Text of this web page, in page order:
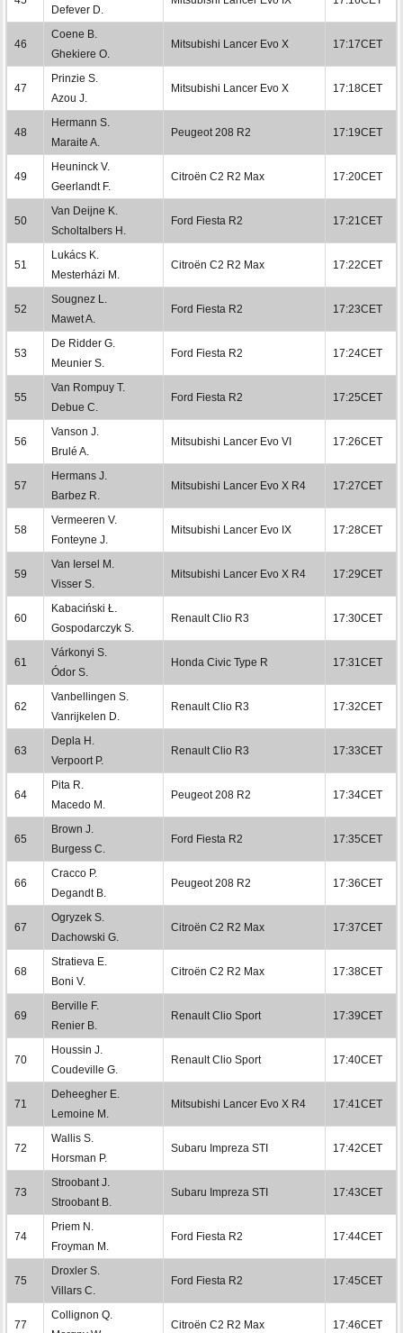
Defever D.
46
Coene B.
Ghekiere O.
Mitsubishi Lancer Evo X 17:17CET
47
Prinzie S.
Azou J.
Mitsubishi Lancer Evo X 17:18CET
48
Hermann S.
Maraite A.
Peugeot 208 R2 17:19CET
49
Heuninck V.
Geerlandt F.
Citroën C2 R2 Max 17:20CET
50
Van Deijne K.
Scholtalbers H.
Ford Fiesta R2 17:21CET
51
Lukács K.
Mesterházi M.
Citroën C2 R2 Max 17:22CET
52
Sougnez L.
Mawet A.
Ford Fiesta R2 17:23CET
53
De Ridder G.
Meunier S.
Ford Fiesta R2 17:24CET
55
Van Rompuy T.
Debue C.
Ford Fiesta R2 17:25CET
56
Vanson J.
Brulé A.
Mitsubishi Lancer Evo VI 17:26CET
57
Hermans J.
Barbez R.
Mitsubishi Lancer Evo X R4 17:27CET
58
Vermeeren V.
Fonteyne J.
Mitsubishi Lancer Evo IX 17:28CET
59
Van Iersel M.
Visser S.
Mitsubishi Lancer Evo X R4 17:29CET
60
Kabaciński Ł.
Gospodarczyk S.
Renault Clio R3 17:30CET
61
Várkonyi S.
Ódor S.
Honda Civic Type R 17:31CET
62
Vanbellingen S.
Vanrijkelen D.
Renault Clio R3 17:32CET
63
Depla H.
Verpoort P.
Renault Clio R3 17:33CET
64
Pita R.
Macedo M.
Peugeot 208 R2 17:34CET
65
Brown J.
Burgess C.
Ford Fiesta R2 17:35CET
66
Cracco P.
Degandt B.
Peugeot 208 R2 17:36CET
67
Ogryzek S.
Dachowski G.
Citroën C2 R2 Max 17:37CET
68
Stratieva E.
Boni V.
Citroën C2 R2 Max 17:38CET
69
Berville F.
Renier B.
Renault Clio Sport 17:39CET
70
Houssin J.
Coudeville G.
Renault Clio Sport 17:40CET
71
Deheegher E.
Lemoine M.
Mitsubishi Lancer Evo X R4 17:41CET
72
Wallis S.
Horsman P.
Subaru Impreza STI 17:42CET
73
Stroobant J.
Stroobant B.
Subaru Impreza STI 17:43CET
74
Priem N.
Froyman M.
Ford Fiesta R2 17:44CET
75
Droxler S.
Villars C.
Ford Fiesta R2 17:45CET
77
Collignon Q.
Citroën C2 R2 Max 17:46CET